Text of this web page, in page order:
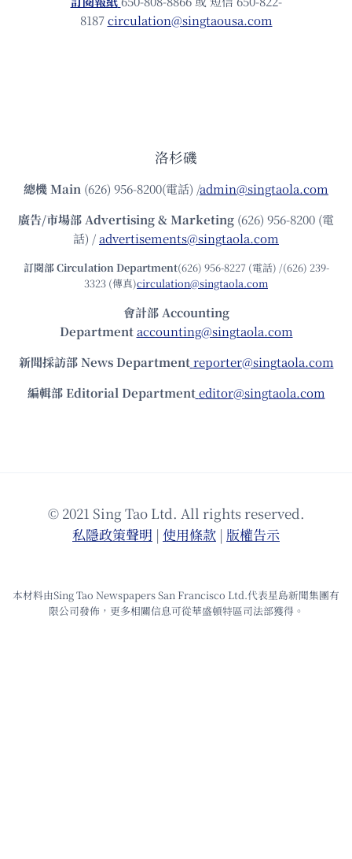
8187circulation@singtaousa.com
洛杉磯
總機Main (626) 956-8200(電話) /admin@singtaola.com
廣告/市場部Advertising & Marketing (626) 956-8200 (電
話) /advertisements@singtaola.com
訂閱部 Circulation Department(626) 956-8227 (電話) /(626) 239-
3323 (傳真)circulation@singtaola.com
會計部 Accounting
Department accounting@singtaola.com
新聞採訪部 News Department reporter@singtaola.com
編輯部 Editorial Department editor@singtaola.com
© 2021 Sing Tao Ltd. All rights reserved.
私隱政策聲明 | 使⽤條款 | 版權告⽰
本材料由Sing Tao Newspapers San Francisco Ltd.代表星島新聞集團有
限公司發佈，更多相關信息可從華盛頓特區司法部獲得。